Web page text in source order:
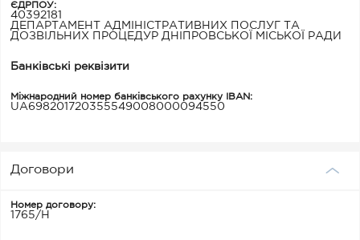
ЄДРПОУ:
40392181
ДЕПАРТАМЕНТ АДМІНІСТРАТИВНИХ ПОСЛУГ ТА
ДОЗВІЛЬНИХ ПРОЦЕДУР ДНІПРОВСЬКОЇ МІСЬКОЇ РАДИ
Банківські реквізити
Міжнародний номер банківського рахунку IBAN:
UA698201720355549008000094550
Договори
Номер договору:
1765/Н